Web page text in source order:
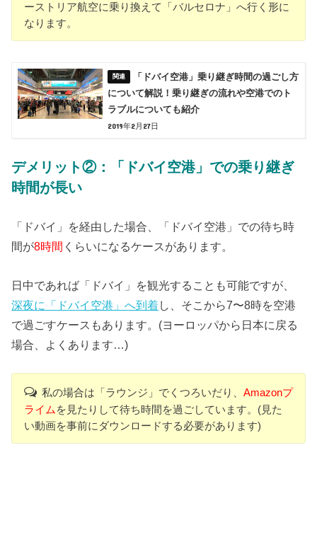
ーストリア航空に乗り換えて「バルセロナ」へ行く形に
なります。
「ドバイ空港」乗り継ぎ時間の過ごし方
について解説！乗り継ぎの流れや空港でのト
ラブルについても紹介
2019年2月27日
デメリット②：「ドバイ空港」での乗り継ぎ
時間が長い
「ドバイ」を経由した場合、「ドバイ空港」での待ち時
間が8時間 くらいになるケースがあります。
日中であれば「ドバイ」を観光することも可能ですが、
深夜に「ドバイ空港」へ到着し、そこから7〜8時を空港
で過ごすケースもあります。(ヨーロッパから日本に戻る
場合、よくあります…)
私の場合は「ラウンジ」でくつろいだり、 Amazonプ
ライム を見たりして待ち時間を過ごしています。(見た
い動画を事前にダウンロードする必要があります)